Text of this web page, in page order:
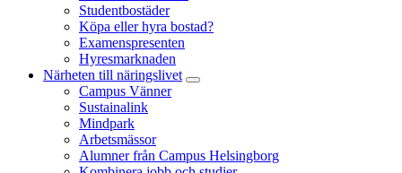
Studentbostäder
Köpa eller hyra bostad?
Examenspresenten
Hyresmarknaden
Närheten till näringslivet
Campus Vänner
Sustainalink
Mindpark
Arbetsmässor
Alumner från Campus Helsingborg